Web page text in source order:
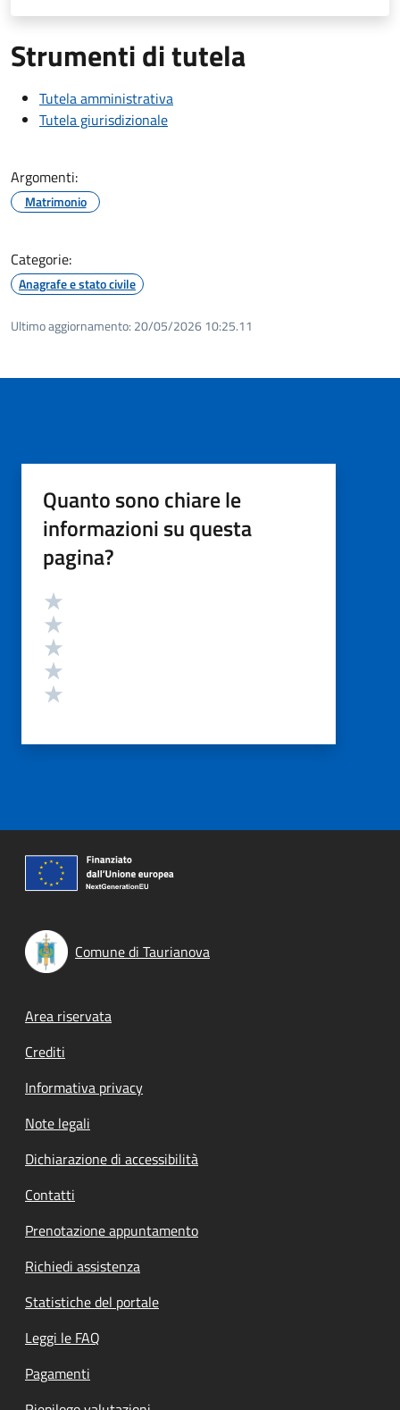
Strumenti di tutela
Tutela amministrativa
Tutela giurisdizionale
Argomenti:
Matrimonio
Categorie:
Anagrafe e stato civile
Ultimo aggiornamento: 20/05/2026 10:25.11
Quanto sono chiare le
informazioni su questa
pagina?
Valutazione
Comune di Taurianova
Footer menu
Area riservata
Crediti
Informativa privacy
Note legali
Dichiarazione di accessibilità
Contatti
Prenotazione appuntamento
Richiedi assistenza
Statistiche del portale
Leggi le FAQ
Pagamenti